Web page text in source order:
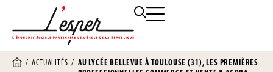
/ACTUALITÉS / AU LYCÉE BELLEVUE À TOULOUSE (31), LES PREMIÈRES